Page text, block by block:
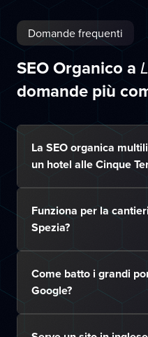
Domande frequenti
SEO Organico a
domande più
La SEO organica
un hotel alle Cinque
Funziona per la
Spezia?
Come batto i grandi
Google?